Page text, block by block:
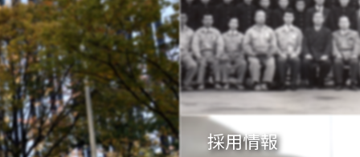
採用情報